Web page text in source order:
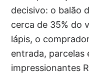
decisivo: o balão
cerca de 35% do
lápis, o
entrada, parcelas
impressionantes